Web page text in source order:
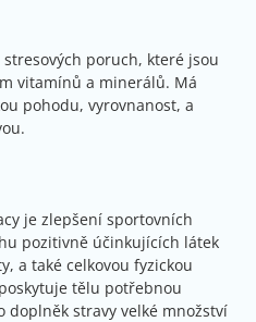
poruch, které jsou
vitamínů a minerálů. Má
pohodu, vyrovnanost, a
je zlepšení sportovních
pozitivně účinkujících látek
a také celkovou fyzickou
tělu potřebnou
doplněk stravy velké množství